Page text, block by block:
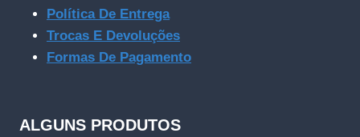
Política De Entrega
Trocas E Devoluções
Formas De Pagamento
ALGUNS PRODUTOS